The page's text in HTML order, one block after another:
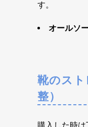
す。
オールソ
靴のス
整）
購入した時